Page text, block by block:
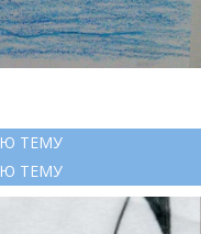
ТЕМУ
ТЕМУ